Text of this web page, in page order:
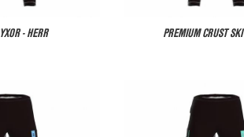
- HERR PREMIUM CRUST